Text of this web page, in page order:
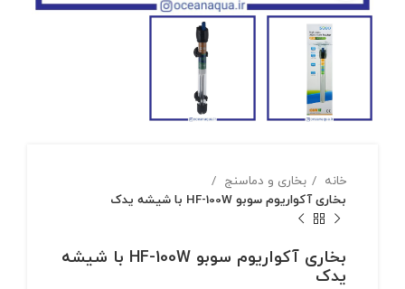
خانه
بخاری و دماسنج
بخاری آکواریوم سوبو HF-100W با شیشه یدک
بخاری آکواریوم سوبو HF-100W با شیشه
یدک